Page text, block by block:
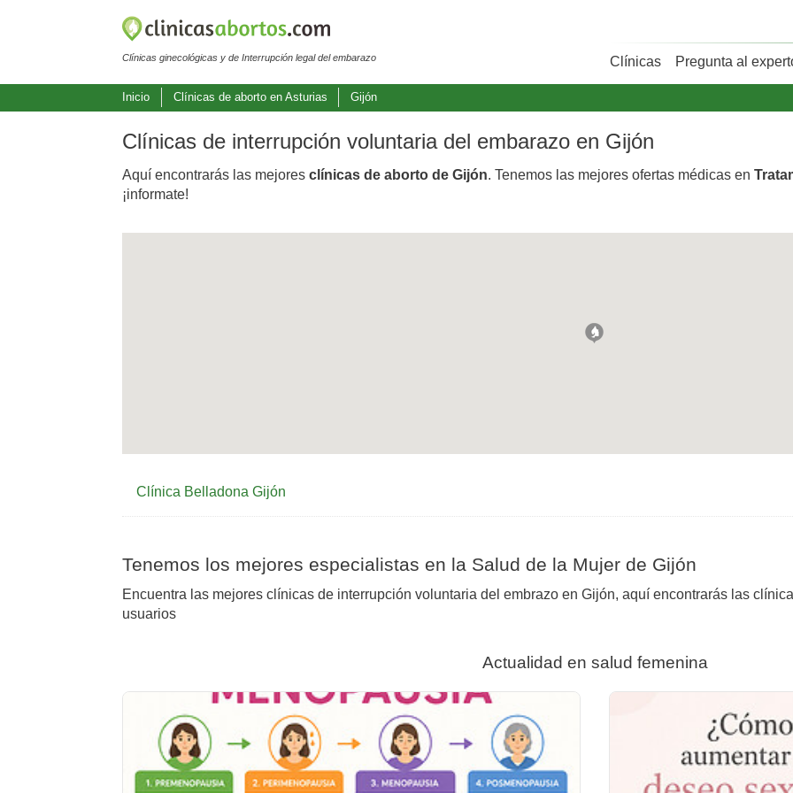
Clínicas ginecológicas y de Interrupción legal del embarazo Clínicas Pregunta al
Inicio Clínicas de aborto en Asturias Gijón
Clínicas de interrupción voluntaria del embarazo en Gijón
Aquí encontrarás las mejores clínicas de aborto de Gijón. Tenemos las mejores ofertas médicas en
¡informate!
Clínica Belladona Gijón
Tenemos los mejores especialistas en la Salud de la Mujer de Gijón
Encuentra las mejores clínicas de interrupción voluntaria del embrazo en Gijón, aquí encontrarás las
usuarios
Actualidad en salud femenina